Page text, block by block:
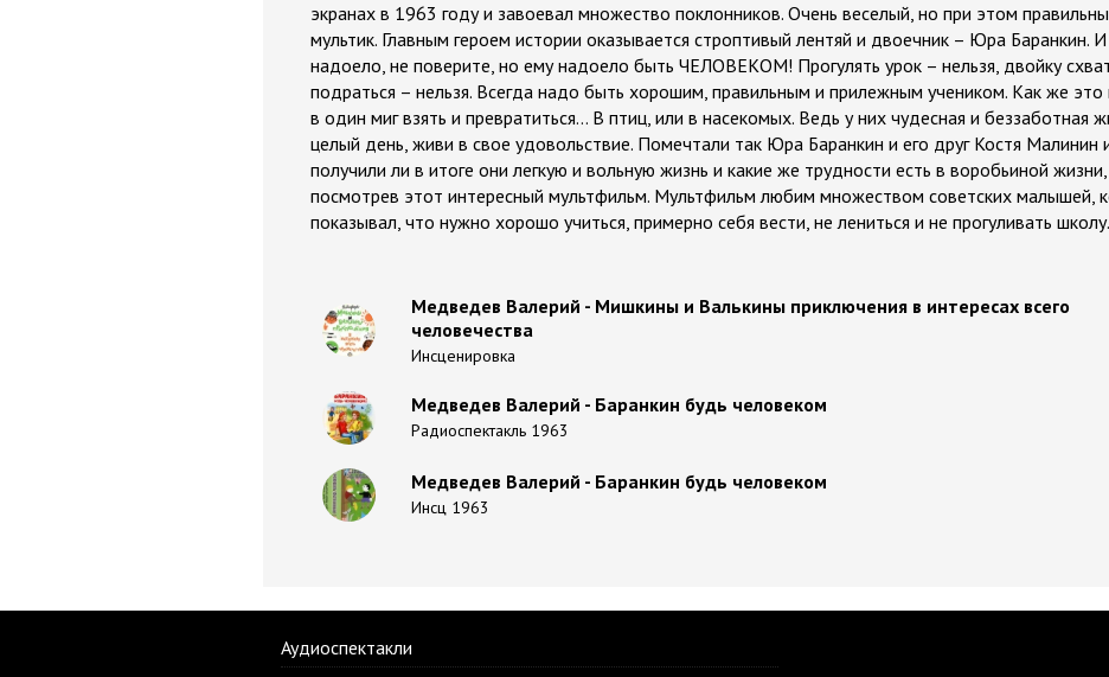
экранах в 1963 году и завоевал множество поклонников. Очень веселый, но при этом
мультик. Главным героем истории оказывается строптивый лентяй и двоечник – Юра
надоело, не поверите, но ему надоело быть ЧЕЛОВЕКОМ! Прогулять урок – нельзя, двойку
подраться – нельзя. Всегда надо быть хорошим, правильным и прилежным учеником. Как же
в один миг взять и превратиться… В птиц, или в насекомых. Ведь у них чудесная и беззаботная
целый день, живи в свое удовольствие. Помечтали так Юра Баранкин и его друг Костя Малинин
получили ли в итоге они легкую и вольную жизнь и какие же трудности есть в воробьиной
посмотрев этот интересный мультфильм. Мультфильм любим множеством советских малышей,
показывал, что нужно хорошо учиться, примерно себя вести, не лениться и не прогуливать школу.
Медведев Валерий - Мишкины и Валькины приключения в интересах всего
человечества
Инсценировка
Медведев Валерий - Баранкин будь человеком
Радиоспектакль 1963
Медведев Валерий - Баранкин будь человеком
Инсц 1963
Аудиоспектакли